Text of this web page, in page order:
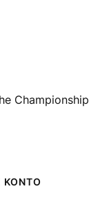
Championship
KONTO